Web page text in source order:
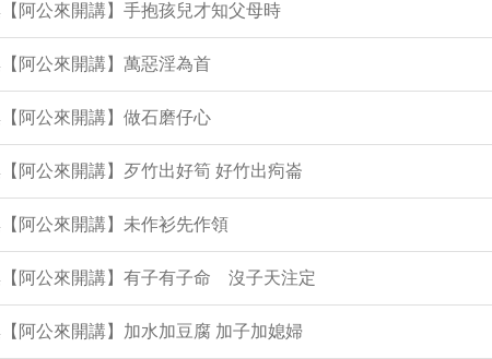
阿公來開講】手抱孩兒才知父母時
阿公來開講】萬惡淫為首
阿公來開講】做石磨仔心
阿公來開講】歹竹出好筍 好竹出痀崙
阿公來開講】未作衫先作領
阿公來開講】有子有子命 沒子天注定
阿公來開講】加水加豆腐 加子加媳婦